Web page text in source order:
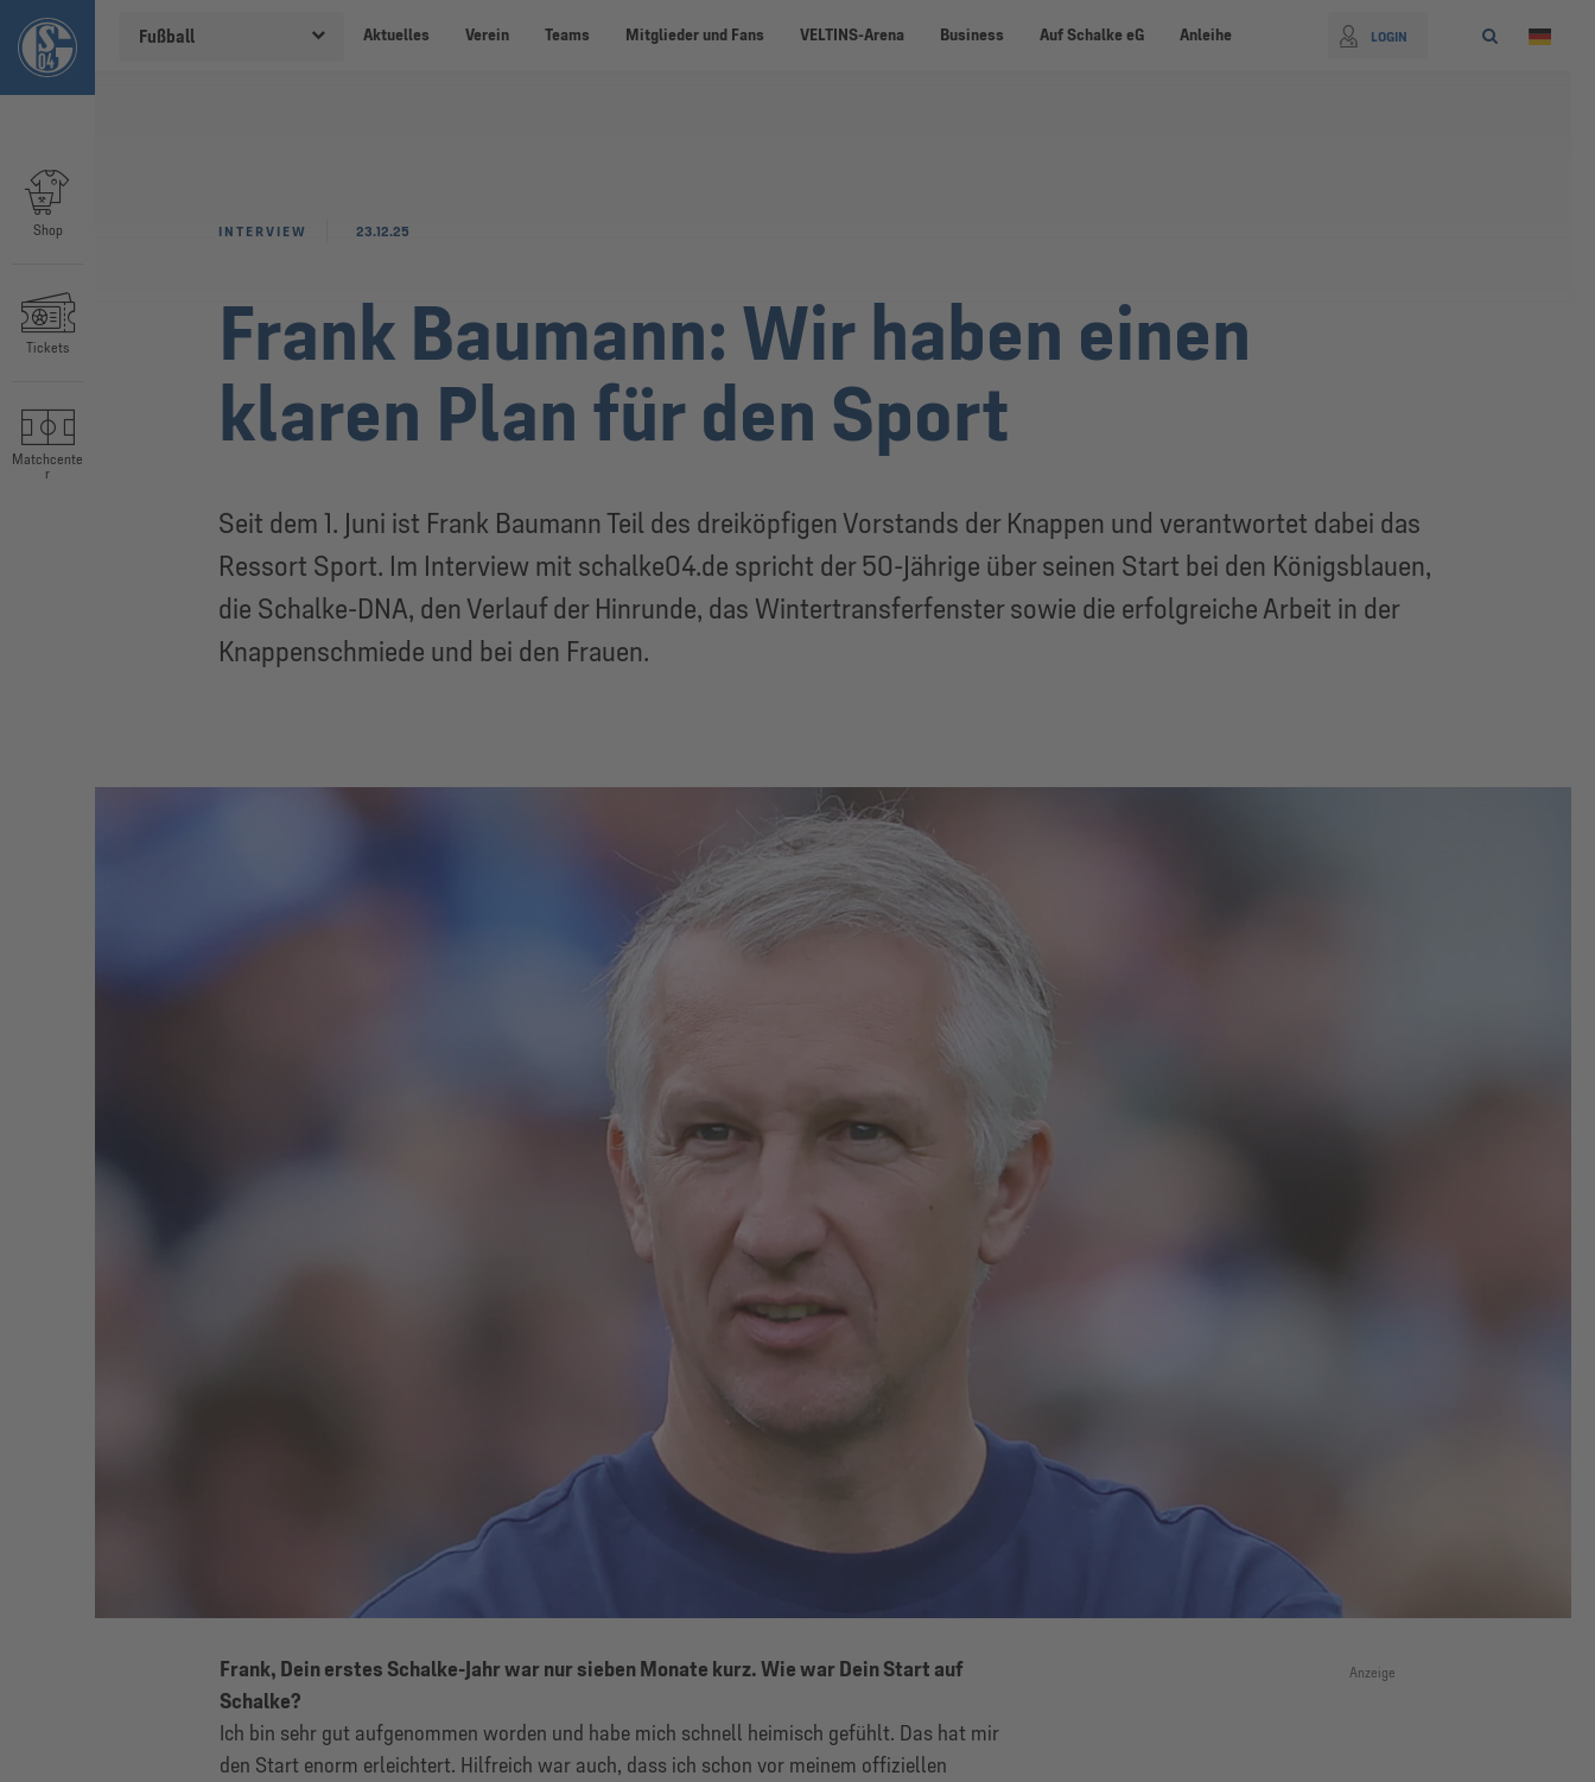
Fußball Aktuelles Verein Teams Mitglieder und Fans VELTINS-Arena Business Auf Schalke eG Anleihe LOGIN
Shop
Tickets
Matchcente
r
Frank Baumann: Wir haben einen
klaren Plan für den Sport
Seit dem 1. Juni ist Frank Baumann Teil des dreiköpfigen Vorstands der Knappen und verantwortet dabei das
Ressort Sport. Im Interview mit schalke04.de spricht der 50-Jährige über seinen Start bei den Königsblauen,
die Schalke-DNA, den Verlauf der Hinrunde, das Wintertransferfenster sowie die erfolgreiche Arbeit in der
Knappenschmiede und bei den Frauen.
INTERVIEW 23.12.25
Frank, Dein erstes Schalke-Jahr war nur sieben Monate kurz. Wie war Dein Start auf
Schalke?
Ich bin sehr gut aufgenommen worden und habe mich schnell heimisch gefühlt. Das hat mir
den Start enorm erleichtert. Hilfreich war auch, dass ich schon vor meinem offiziellen
Anzeige